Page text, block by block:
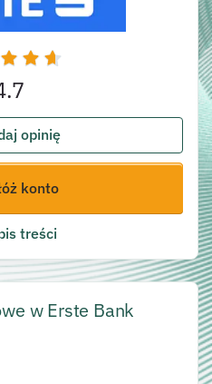
opinię
konto
treści
w Erste Bank